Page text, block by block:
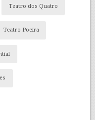
Teatro dos Quatro
Teatro Poeira